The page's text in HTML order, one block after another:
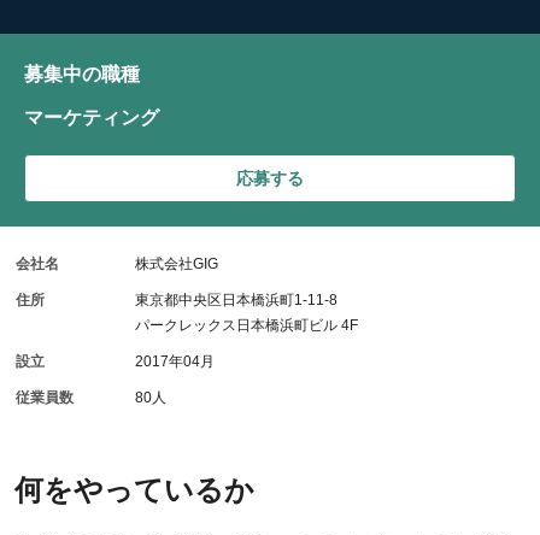
何をやっているか
募集中の職種
マーケティング
応募する
会社名 株式会社GIG
住所
東京都中央区日本橋浜町1-11-8
パークレックス日本橋浜町ビル 4F
設立 2017年04月
従業員数 80人